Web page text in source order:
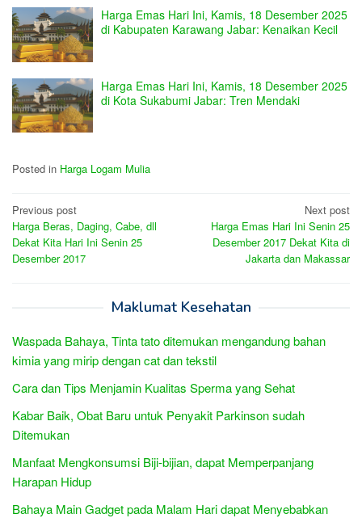
Harga Emas Hari Ini, Kamis, 18 Desember 2025
di Kabupaten Karawang Jabar: Kenaikan Kecil
Harga Emas Hari Ini, Kamis, 18 Desember 2025
di Kota Sukabumi Jabar: Tren Mendaki
Posted in Harga Logam Mulia
Post
navigation
Previous post
Harga Beras, Daging, Cabe, dll
Dekat Kita Hari Ini Senin 25
Desember 2017
Next post
Harga Emas Hari Ini Senin 25
Desember 2017 Dekat Kita di
Jakarta dan Makassar
Maklumat Kesehatan
Waspada Bahaya, Tinta tato ditemukan mengandung bahan
kimia yang mirip dengan cat dan tekstil
Cara dan Tips Menjamin Kualitas Sperma yang Sehat
Kabar Baik, Obat Baru untuk Penyakit Parkinson sudah
Ditemukan
Manfaat Mengkonsumsi Biji-bijian, dapat Memperpanjang
Harapan Hidup
Bahaya Main Gadget pada Malam Hari dapat Menyebabkan